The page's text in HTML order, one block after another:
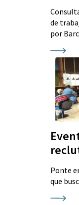
de
por
Ponte
que